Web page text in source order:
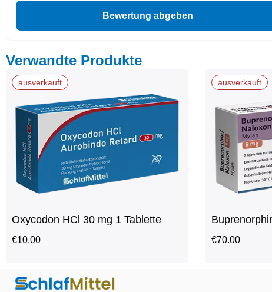
Bewertung abgeben
Verwandte Produkte
ausverkauft
Oxycodon HCl 30 mg 1 Tablette
€10.00
ausverkauft
€70.00